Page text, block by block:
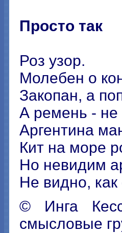
Просто так
Роз узор.
Молебен о
Закопан, а
А ремень - не
Аргентина
Кит на море
Но невидим
Не видно,
© Инга
смысловые